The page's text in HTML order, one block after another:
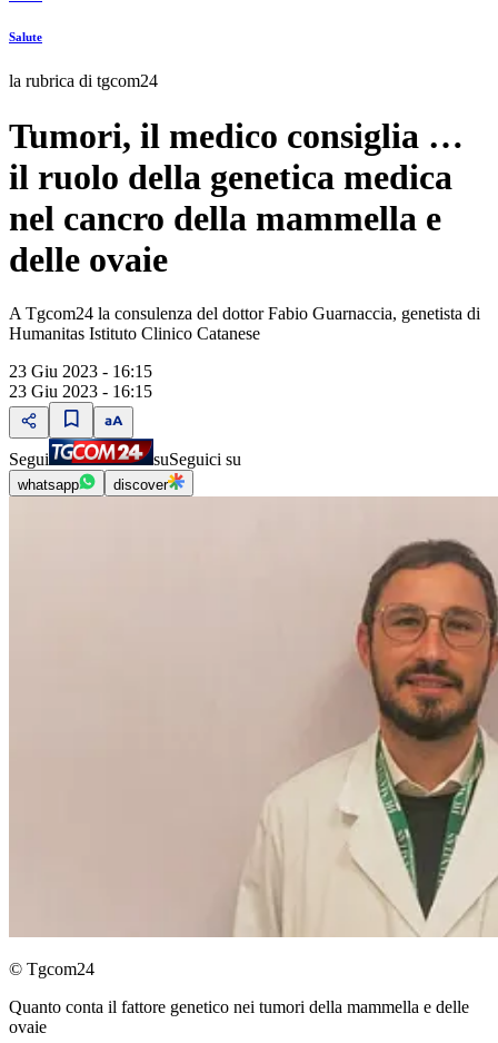
Salute
la rubrica di tgcom24
Tumori, il medico consiglia …
il ruolo della genetica medica
nel cancro della mammella e
delle ovaie
A Tgcom24 la consulenza del dottor Fabio Guarnaccia, genetista di
Humanitas Istituto Clinico Catanese
23 Giu 2023 - 16:15
23 Giu 2023 - 16:15
Segui suSeguici su
whatsapp discover
© Tgcom24
Quanto conta il fattore genetico nei tumori della mammella e delle
ovaie